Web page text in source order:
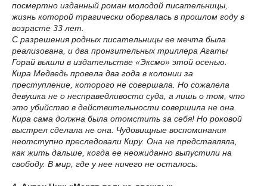
посмертно изданный роман молодой писательницы,
жизнь которой трагически оборвалась в прошлом году в
возрасте 33 лет.
С разрешения родных писательницы ее мечта была
реализована, и два пронзительных триллера Агаты
Горай вышли в издательстве «Эксмо» этой осенью.
Кира Медведь провела два года в колонии за
преступление, которого не совершала. Но сожалела
девушка не о несправедливости суда, а лишь о том, что
это убийство в действительности совершила не она.
Кира сама должна была отомстить за себя! Но роковой
выстрел сделала не она. Чудовищные воспоминания
неотступно преследовали Киру. Она не представляла,
как жить дальше, когда ее неожиданно выпустили на
свободу. В мир, где у нее ничего не осталось.